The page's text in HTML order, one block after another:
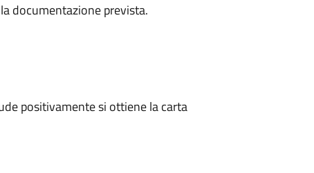
documentazione prevista.
positivamente si ottiene la carta